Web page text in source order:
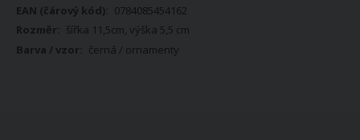
0784085454162
šířka 11,5cm, výška 5,5 cm
černá / ornamenty